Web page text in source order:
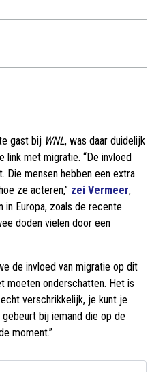
gast bij WNL, was daar duidelijk
link met migratie. “De invloed
Die mensen hebben een extra
ze acteren,” zei Vermeer,
Europa, zoals de recente
doden vielen door een
de invloed van migratie op dit
moeten onderschatten. Het is
verschrikkelijk, je kunt je
bij iemand die op de
moment.”